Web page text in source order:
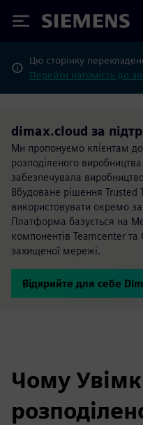
Siemens
Цю сторінку
Перейти натомість до
dimax.cloud за
Ми пропонуємо клієнтам
розподіленого
забезпечувала
Вбудоване рішення
використовувати окремо
Платформа базується на
компонентів Teamcenter
захищеної мережі.
Відкрийте для себе
Чому